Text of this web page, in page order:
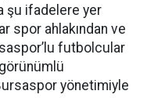
şu ifadelere yer
spor ahlakından ve
futbolcular
yönetimiyle